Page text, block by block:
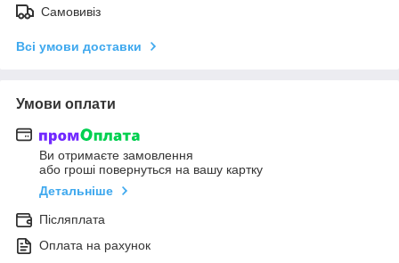
Самовивіз
Всі умови доставки
Умови оплати
Ви отримаєте замовлення
або гроші повернуться на вашу картку
Детальніше
Післяплата
Оплата на рахунок